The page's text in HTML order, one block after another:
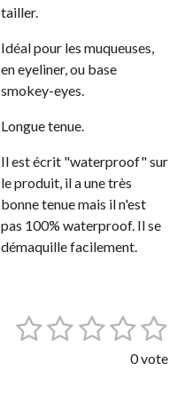
tailler.
Idéal pour les muqueuses,
en eyeliner, ou base
smokey-eyes.
Longue tenue.
Il est écrit "waterproof" sur
le produit, il a une très
bonne tenue mais il n'est
pas 100% waterproof. Il se
démaquille facilement.
1 2 3 4 5
é
v
0 vote